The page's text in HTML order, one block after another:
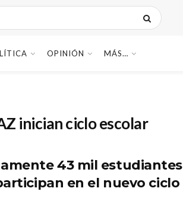
OPINIÓN MÁS…
inician ciclo escolar
43 mil estudiantes
en el nuevo ciclo